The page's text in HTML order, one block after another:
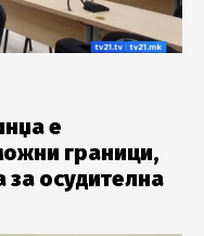
е
граници,
осудителна